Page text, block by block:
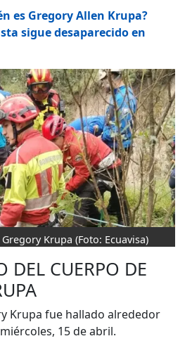
es Gregory Allen Krupa?
sigue desaparecido en
Krupa (Foto: Ecuavisa)
DEL CUERPO DE
Krupa fue hallado alrededor
15 de abril.